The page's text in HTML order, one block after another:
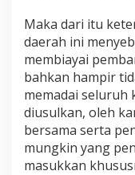
Maka dari itu
daerah ini
membiayai
bahkan hampir
memadai seluruh
diusulkan, oleh
bersama serta
mungkin yang
masukkan